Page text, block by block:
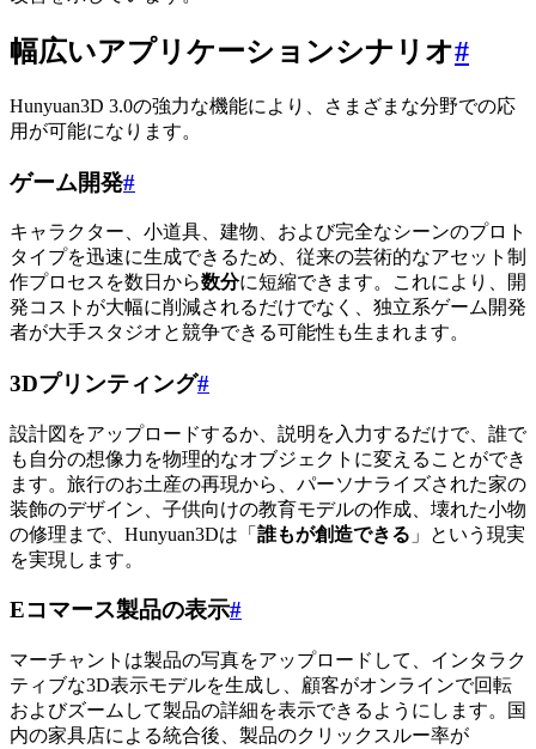
幅広いアプリケーションシナリオ#
Hunyuan3D 3.0の強力な機能により、さまざまな分野での応
用が可能になります。
ゲーム開発#
キャラクター、小道具、建物、および完全なシーンのプロト
タイプを迅速に生成できるため、従来の芸術的なアセット制
作プロセスを数日から数分に短縮できます。これにより、開
発コストが大幅に削減されるだけでなく、独立系ゲーム開発
者が大手スタジオと競争できる可能性も生まれます。
3Dプリンティング#
設計図をアップロードするか、説明を入力するだけで、誰で
も自分の想像力を物理的なオブジェクトに変えることができ
ます。旅行のお土産の再現から、パーソナライズされた家の
装飾のデザイン、子供向けの教育モデルの作成、壊れた小物
の修理まで、Hunyuan3Dは「 誰もが創造できる 」という現実
を実現します。
Eコマース製品の表示#
マーチャントは製品の写真をアップロードして、インタラク
ティブな3D表示モデルを生成し、顧客がオンラインで回転
およびズームして製品の詳細を表示できるようにします。国
内の家具店による統合後、製品のクリックスルー率が